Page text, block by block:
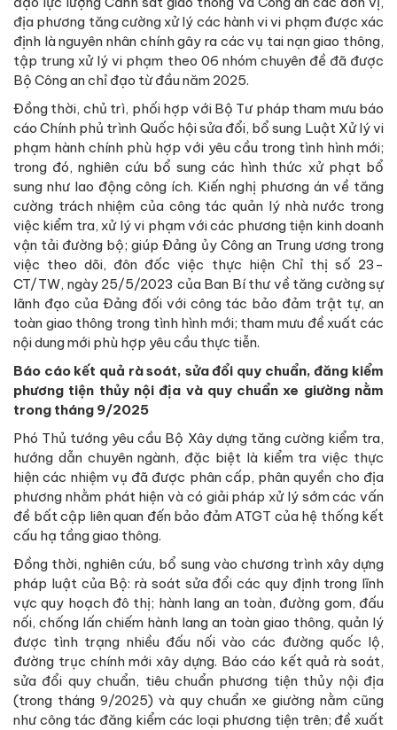
địa phương tăng cường xử lý các hành vi vi phạm được xác
định là nguyên nhân chính gây ra các vụ tai nạn giao thông,
tập trung xử lý vi phạm theo 06 nhóm chuyên đề đã được
Bộ Công an chỉ đạo từ đầu năm 2025.
Đồng thời, chủ trì, phối hợp với Bộ Tư pháp tham mưu báo
cáo Chính phủ trình Quốc hội sửa đổi, bổ sung Luật Xử lý vi
phạm hành chính phù hợp với yêu cầu trong tình hình mới;
trong đó, nghiên cứu bổ sung các hình thức xử phạt bổ
sung như lao động công ích. Kiến nghị phương án về tăng
cường trách nhiệm của công tác quản lý nhà nước trong
việc kiểm tra, xử lý vi phạm với các phương tiện kinh doanh
vận tải đường bộ; giúp Đảng ủy Công an Trung ương trong
việc theo dõi, đôn đốc việc thực hiện Chỉ thị số 23-
CT/TW, ngày 25/5/2023 của Ban Bí thư về tăng cường sự
lãnh đạo của Đảng đối với công tác bảo đảm trật tự, an
toàn giao thông trong tình hình mới; tham mưu đề xuất các
nội dung mới phù hợp yêu cầu thực tiễn.
Báo cáo kết quả rà soát, sửa đổi quy chuẩn, đăng kiểm
phương tiện thủy nội địa và quy chuẩn xe giường nằm
trong tháng 9/2025
Phó Thủ tướng yêu cầu Bộ Xây dựng tăng cường kiểm tra,
hướng dẫn chuyên ngành, đặc biệt là kiểm tra việc thực
hiện các nhiệm vụ đã được phân cấp, phân quyền cho địa
phương nhằm phát hiện và có giải pháp xử lý sớm các vấn
đề bất cập liên quan đến bảo đảm ATGT của hệ thống kết
cấu hạ tầng giao thông.
Đồng thời, nghiên cứu, bổ sung vào chương trình xây dựng
pháp luật của Bộ: rà soát sửa đổi các quy định trong lĩnh
vực quy hoạch đô thị; hành lang an toàn, đường gom, đấu
nối, chống lấn chiếm hành lang an toàn giao thông, quản lý
được tình trạng nhiều đấu nối vào các đường quốc lộ,
đường trục chính mới xây dựng. Báo cáo kết quả rà soát,
sửa đổi quy chuẩn, tiêu chuẩn phương tiện thủy nội địa
(trong tháng 9/2025) và quy chuẩn xe giường nằm cũng
như công tác đăng kiểm các loại phương tiện trên; đề xuất